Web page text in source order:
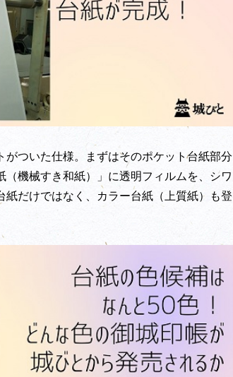
ついた仕様。まずはそのポケット台紙部分
機械すき和紙）」に透明フィルムを、シワ
だけではなく、カラー台紙（上質紙）も登